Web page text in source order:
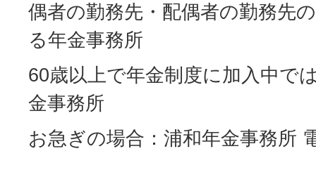
偶者の勤務先・配偶者の勤務先
る年金事務所
60歳以上で年金制度に加入中で
金事務所
お急ぎの場合：浦和年金事務所